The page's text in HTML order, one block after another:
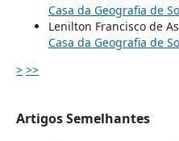
Casa da Geografia de
Lenilton Francisco de
Casa da Geografia de
> >>
Artigos Semelhantes